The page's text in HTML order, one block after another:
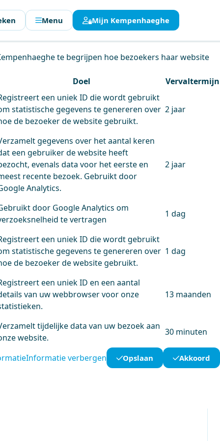
te begrijpen hoe bezoekers haar website
Doel
Vervaltermijn
een uniek ID die wordt gebruikt
statistische gegevens te genereren over
de bezoeker de website gebruikt.
2 jaar
gegevens over het aantal keren
een gebruiker de website heeft
evenals data voor het eerste en
recente bezoek. Gebruikt door
Analytics.
2 jaar
door Google Analytics om
te vertragen
1 dag
een uniek ID die wordt gebruikt
statistische gegevens te genereren over
de bezoeker de website gebruikt.
1 dag
een uniek ID en een aantal
van uw webbrowser voor onze
13 maanden
tijdelijke data van uw bezoek aan
website.
30 minuten
Informatie verbergen Opslaan Akkoord
Menu Mijn Kempenhaeghe